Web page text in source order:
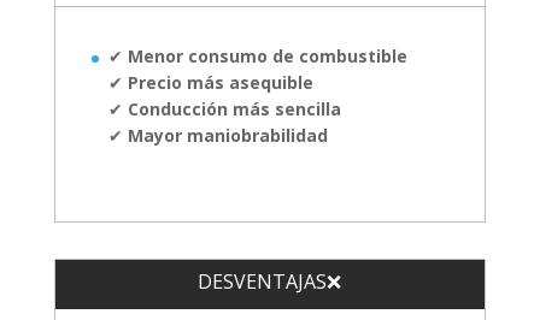
✔ Menor consumo de combustible
✔ Precio más asequible
✔ Conducción más sencilla
✔ Mayor maniobrabilidad
DESVENTAJAS❌